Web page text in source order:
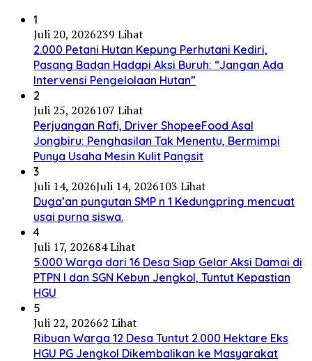
1
Juli 20, 2026239 Lihat
2.000 Petani Hutan Kepung Perhutani Kediri,
Pasang Badan Hadapi Aksi Buruh: “Jangan Ada
Intervensi Pengelolaan Hutan”
2
Juli 25, 2026107 Lihat
Perjuangan Rafi, Driver ShopeeFood Asal
Jongbiru: Penghasilan Tak Menentu, Bermimpi
Punya Usaha Mesin Kulit Pangsit
3
Juli 14, 2026Juli 14, 2026103 Lihat
Duga’an pungutan SMP n 1 Kedungpring mencuat
usai purna siswa.
4
Juli 17, 202684 Lihat
5.000 Warga dari 16 Desa Siap Gelar Aksi Damai di
PTPN I dan SGN Kebun Jengkol, Tuntut Kepastian
HGU
5
Juli 22, 202662 Lihat
Ribuan Warga 12 Desa Tuntut 2.000 Hektare Eks
HGU PG Jengkol Dikembalikan ke Masyarakat